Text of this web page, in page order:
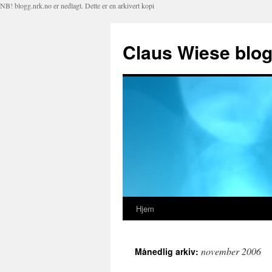
NB! blogg.nrk.no er nedlagt. Dette er en arkivert kopi
Claus Wiese
Hopp
innhold
Hjem
Månedlig arkiv: november 2006